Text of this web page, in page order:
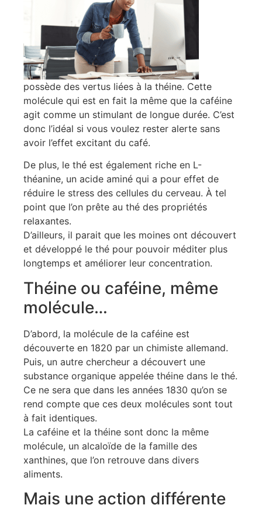
possède des vertus liées à la théine. Cette
molécule qui est en fait la même que la caféine
agit comme un stimulant de longue durée. C’est
donc l’idéal si vous voulez rester alerte sans
avoir l’effet excitant du café.
De plus, le thé est également riche en L-
théanine, un acide aminé qui a pour effet de
réduire le stress des cellules du cerveau. À tel
point que l’on prête au thé des propriétés
relaxantes.
D’ailleurs, il parait que les moines ont découvert
et développé le thé pour pouvoir méditer plus
longtemps et améliorer leur concentration.
Théine ou caféine, même
molécule…
D’abord, la molécule de la caféine est
découverte en 1820 par un chimiste allemand.
Puis, un autre chercheur a découvert une
substance organique appelée théine dans le thé.
Ce ne sera que dans les années 1830 qu’on se
rend compte que ces deux molécules sont tout
à fait identiques.
La caféine et la théine sont donc la même
molécule, un alcaloïde de la famille des
xanthines, que l’on retrouve dans divers
aliments.
Mais une action différente